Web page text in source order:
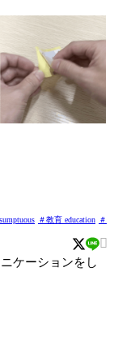
教育 education

ケーションをし